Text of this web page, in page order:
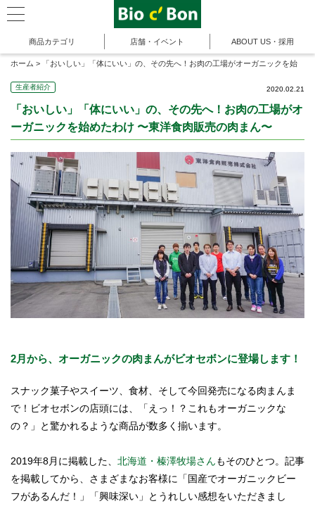
商品カテゴリ 店舗・イベント ABOUT US・採用
ホーム >
「おいしい」「体にいい」の、その先へ！お肉の工場がオーガニックを始
生産者紹介 2020.02.21
「おいしい」「体にいい」の、その先へ！お肉の工場がオ
ーガニックを始めたわけ 〜東洋食肉販売の肉まん〜
2月から、オーガニックの肉まんがビオセボンに登場します！
スナック菓子やスイーツ、食材、そして今回発売になる肉まんま
で！ビオセボンの店頭には、「えっ！？これもオーガニックな
の？」と驚かれるような商品が数多く揃います。
2019年8月に掲載した、 北海道・榛澤牧場さんもそのひとつ。記事
を掲載してから、さまざまなお客様に「国産でオーガニックビー
フがあるんだ！」「興味深い」とうれしい感想をいただきまし